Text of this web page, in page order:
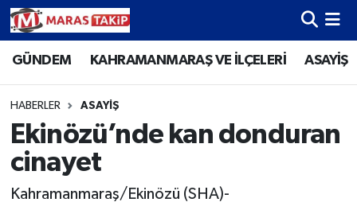
GÜNDEM KAHRAMANMARAŞ VE İLÇELERİ ASAYİŞ
HABERLER ASAYİŞ
Ekinözü’nde kan donduran
cinayet
Kahramanmaraş/Ekinözü (SHA)-
Kahramanmaraş Nöbetçi Eczaneler
Kahramanmaraş Hava Durumu
Kahramanmaraş Namaz Vakitleri